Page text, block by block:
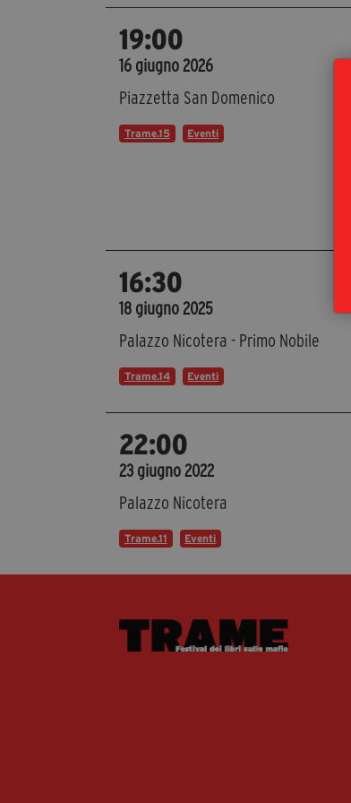
19:00
16 giugno 2026
Piazzetta San Domenico
Trame.15 Eventi
16:30
18 giugno 2025
Palazzo Nicotera - Primo Nobile
Trame.14 Eventi
22:00
23 giugno 2022
Palazzo Nicotera
Trame.11 Eventi